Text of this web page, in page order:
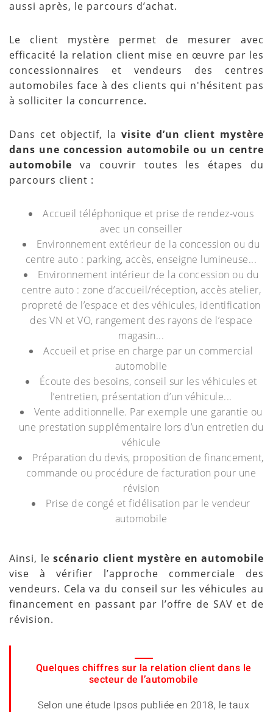
aussi après, le parcours d’achat.
Le client mystère permet de mesurer avec
efficacité la relation client mise en œuvre par les
concessionnaires et vendeurs des centres
automobiles face à des clients qui n'hésitent pas
à solliciter la concurrence.
Dans cet objectif, la visite d’un client mystère
dans une concession automobile ou un centre
automobile va couvrir toutes les étapes du
parcours client :
Accueil téléphonique et prise de rendez-vous
avec un conseiller
Environnement extérieur de la concession ou du
centre auto : parking, accès, enseigne lumineuse...
Environnement intérieur de la concession ou du
centre auto : zone d’accueil/réception, accès atelier,
propreté de l’espace et des véhicules, identification
des VN et VO, rangement des rayons de l’espace
magasin...
Accueil et prise en charge par un commercial
automobile
Écoute des besoins, conseil sur les véhicules et
l’entretien, présentation d’un véhicule...
Vente additionnelle. Par exemple une garantie ou
une prestation supplémentaire lors d’un entretien du
véhicule
Préparation du devis, proposition de financement,
commande ou procédure de facturation pour une
révision
Prise de congé et fidélisation par le vendeur
automobile
Ainsi, le scénario client mystère en automobile
vise à vérifier l’approche commerciale des
vendeurs. Cela va du conseil sur les véhicules au
financement en passant par l’offre de SAV et de
révision.
Quelques chiffres sur la relation client dans le
secteur de l’automobile
Selon une étude Ipsos publiée en 2018, le taux